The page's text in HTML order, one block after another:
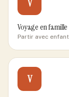
V
Voyage en famille
Partir avec
V